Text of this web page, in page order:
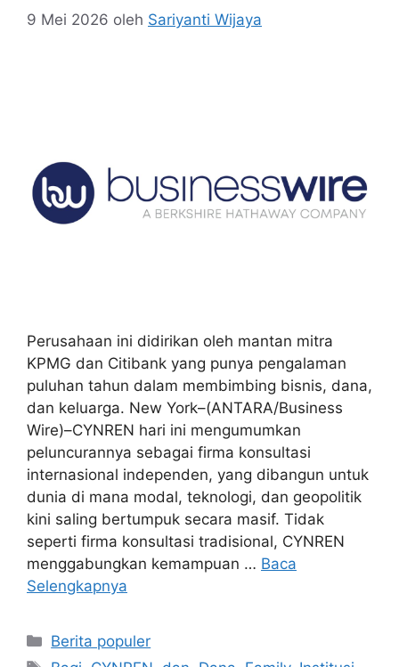
9 Mei 2026 oleh Sariyanti Wijaya
Perusahaan ini didirikan oleh mantan mitra
KPMG dan Citibank yang punya pengalaman
puluhan tahun dalam membimbing bisnis, dana,
dan keluarga. New York–(ANTARA/Business
Wire)–CYNREN hari ini mengumumkan
peluncurannya sebagai firma konsultasi
internasional independen, yang dibangun untuk
dunia di mana modal, teknologi, dan geopolitik
kini saling bertumpuk secara masif. Tidak
seperti firma konsultasi tradisional, CYNREN
menggabungkan kemampuan … Baca
Selengkapnya
Kategori
Berita populer